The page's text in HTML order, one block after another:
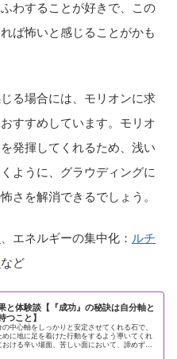
わすることが好きで、この
ば怖いと感じることがかも
る場合には、モリオンに求
すすめしています。モリオ
発揮してくれるため、浅い
ように、グラウディングに
さを解消できるでしょう。
、エネルギーの集中化： ルチ
など
と体験談【『成功』の秘訣は自分軸と
つこと】
中心軸をしっかりと安定させてくれる石で、
めに地に足を着けた行動をするよう導いてくれ
ける辛い場面、苦しい面において、諦めずに